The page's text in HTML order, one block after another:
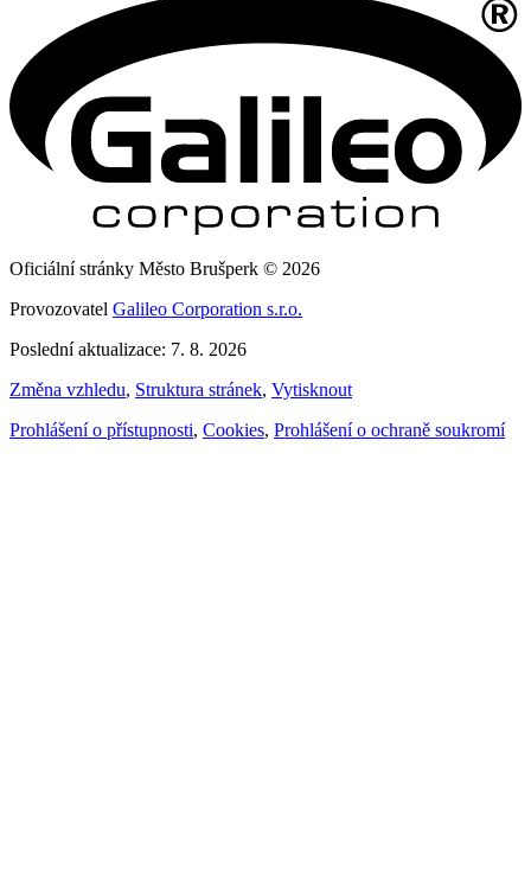
Oficiální stránky Město Brušperk © 2026
Provozovatel Galileo Corporation s.r.o.
Poslední aktualizace: 7. 8. 2026
Změna vzhledu, Struktura stránek, Vytisknout
Prohlášení o přístupnosti, Cookies, Prohlášení o ochraně soukromí